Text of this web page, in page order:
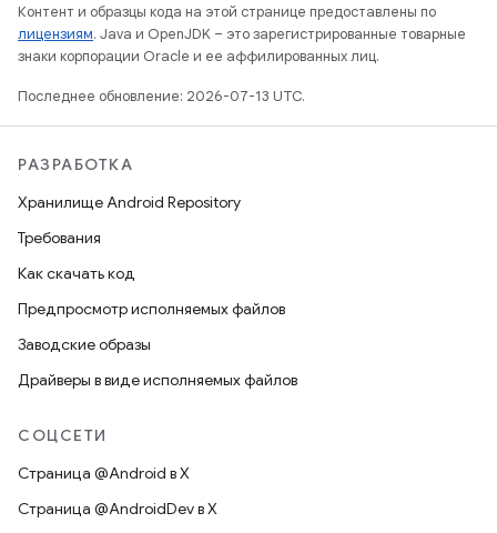
Контент и образцы кода на этой странице предоставлены по
лицензиям. Java и OpenJDK – это зарегистрированные товарные
знаки корпорации Oracle и ее аффилированных лиц.
Последнее обновление: 2026-07-13 UTC.
РАЗРАБОТКА
Хранилище Android Repository
Требования
Как скачать код
Предпросмотр исполняемых файлов
Заводские образы
Драйверы в виде исполняемых файлов
СОЦСЕТИ
Страница @Android в X
Страница @AndroidDev в X